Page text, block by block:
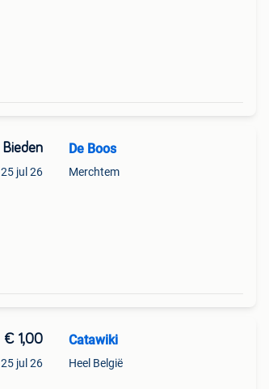
Bieden
25 jul 26
De Boos
Merchtem
€ 1,00
25 jul 26
Catawiki
Heel België